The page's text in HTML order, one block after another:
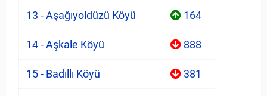
13 - Aşağıyoldüzü Köyü 164
14 - Aşkale Köyü 888
15 - Badıllı Köyü 381